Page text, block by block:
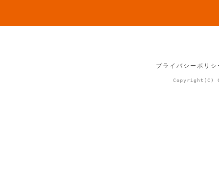
プライバシーポリ
Copyright(C)